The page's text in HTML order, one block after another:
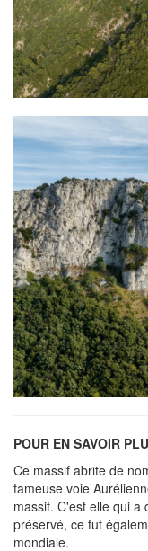
POUR EN SAVOIR
Ce massif abrite de
fameuse voie
massif. C'est elle qui a
préservé, ce fut
mondiale.